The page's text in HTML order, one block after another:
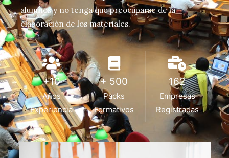
alumnos y no tenga que preocuparse de la
elaboración de los materiales.
+10
Años
Experiencia
+ 500
Packs
Formativos
162
Empresas
Registradas